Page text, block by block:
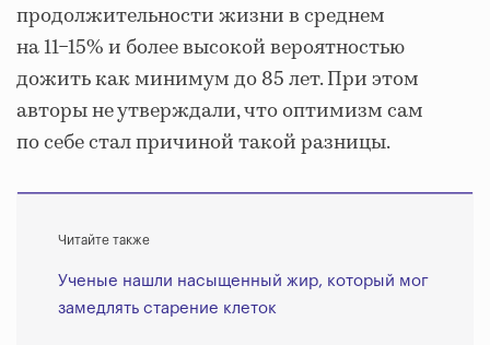
продолжительности жизни в среднем
на 11−15% и более высокой вероятностью
дожить как минимум до 85 лет. При этом
авторы не утверждали, что оптимизм сам
по себе стал причиной такой разницы.
Читайте также
Ученые нашли насыщенный жир, который мог
замедлять старение клеток